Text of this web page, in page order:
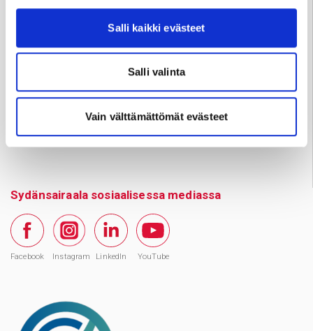
Salli kaikki evästeet
Salli valinta
Vain välttämättömät evästeet
ma–pe klo 9–13)
ma–pe klo 10–14
Huom. Matkapuhelinnumeroihin ei voi lähettää
tekstiviestejä.
Sydänsairaala sosiaalisessa mediassa
Facebook Instagram LinkedIn YouTube